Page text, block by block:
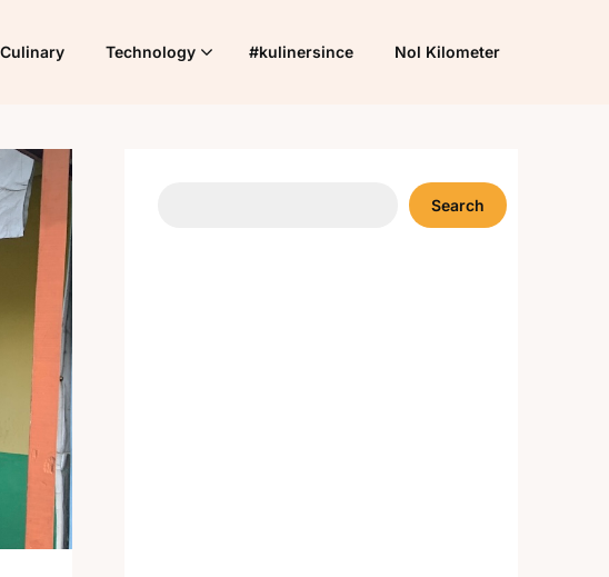
Culinary Technology #kulinersince Nol Kilometer
Search